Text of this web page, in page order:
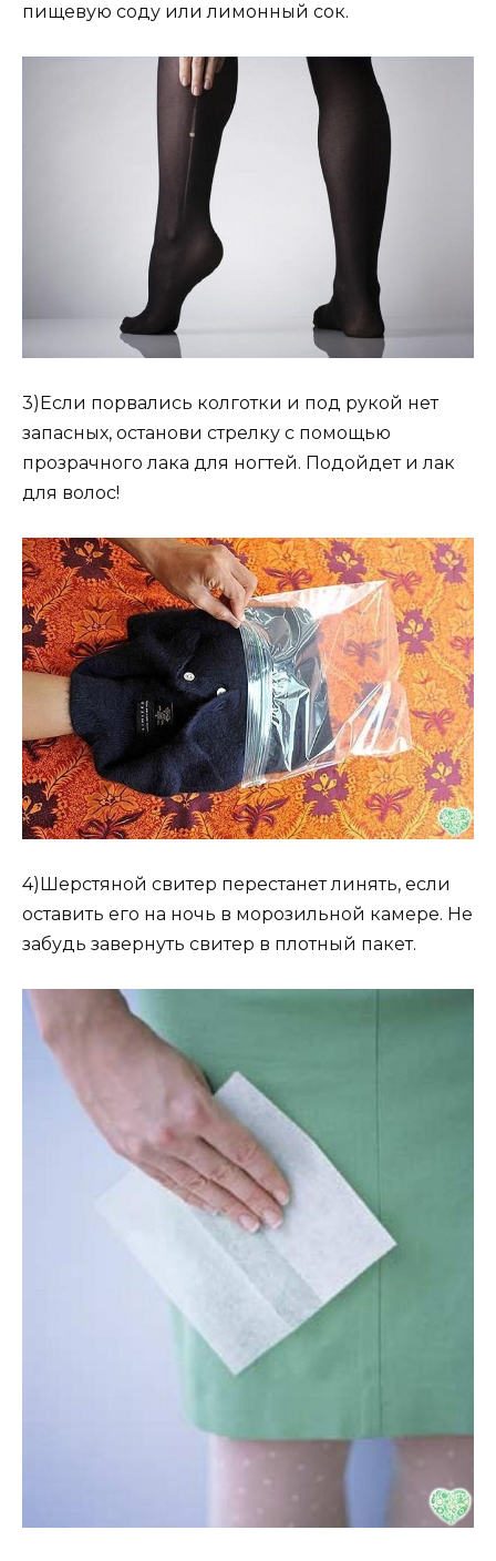
пищевую соду или лимонный сок.
3)Если порвались колготки и под рукой нет
запасных, останови стрелку с помощью
прозрачного лака для ногтей. Подойдет и лак
для волос!
4)Шерстяной свитер перестанет линять, если
оставить его на ночь в морозильной камере. Не
забудь завернуть свитер в плотный пакет.